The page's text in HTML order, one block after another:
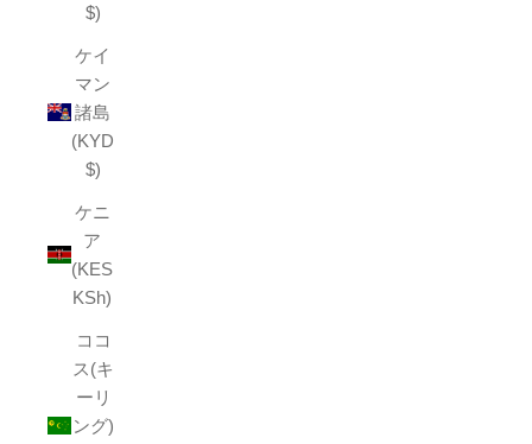
$)
ケイ
マン
諸島
(KYD
$)
ケニ
ア
(KES
KSh)
ココ
ス(キ
ーリ
ング)